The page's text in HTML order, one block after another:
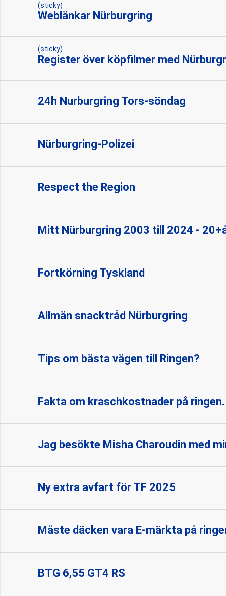
(sticky)
Weblänkar Nürburgring
(sticky)
Register över köpfilmer med
24h Nurburgring Tors-söndag
Nürburgring-Polizei
Respect the Region
Mitt Nürburgring 2003 till 2024 -
Fortkörning Tyskland
Allmän snacktråd Nürburgring
Tips om bästa vägen till Ringen?
Fakta om kraschkostnader på ringen.
Jag besökte Misha Charoudin med
Ny extra avfart för TF 2025
Måste däcken vara E-märkta på
BTG 6,55 GT4 RS